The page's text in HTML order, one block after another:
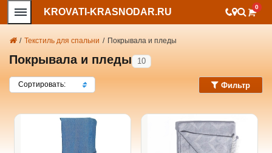
KROVATI-KRASNODAR.RU 0
/ Текстиль для спальни / Покрывала и пледы
Покрывала и пледы 10
Сортировать: Фильтр